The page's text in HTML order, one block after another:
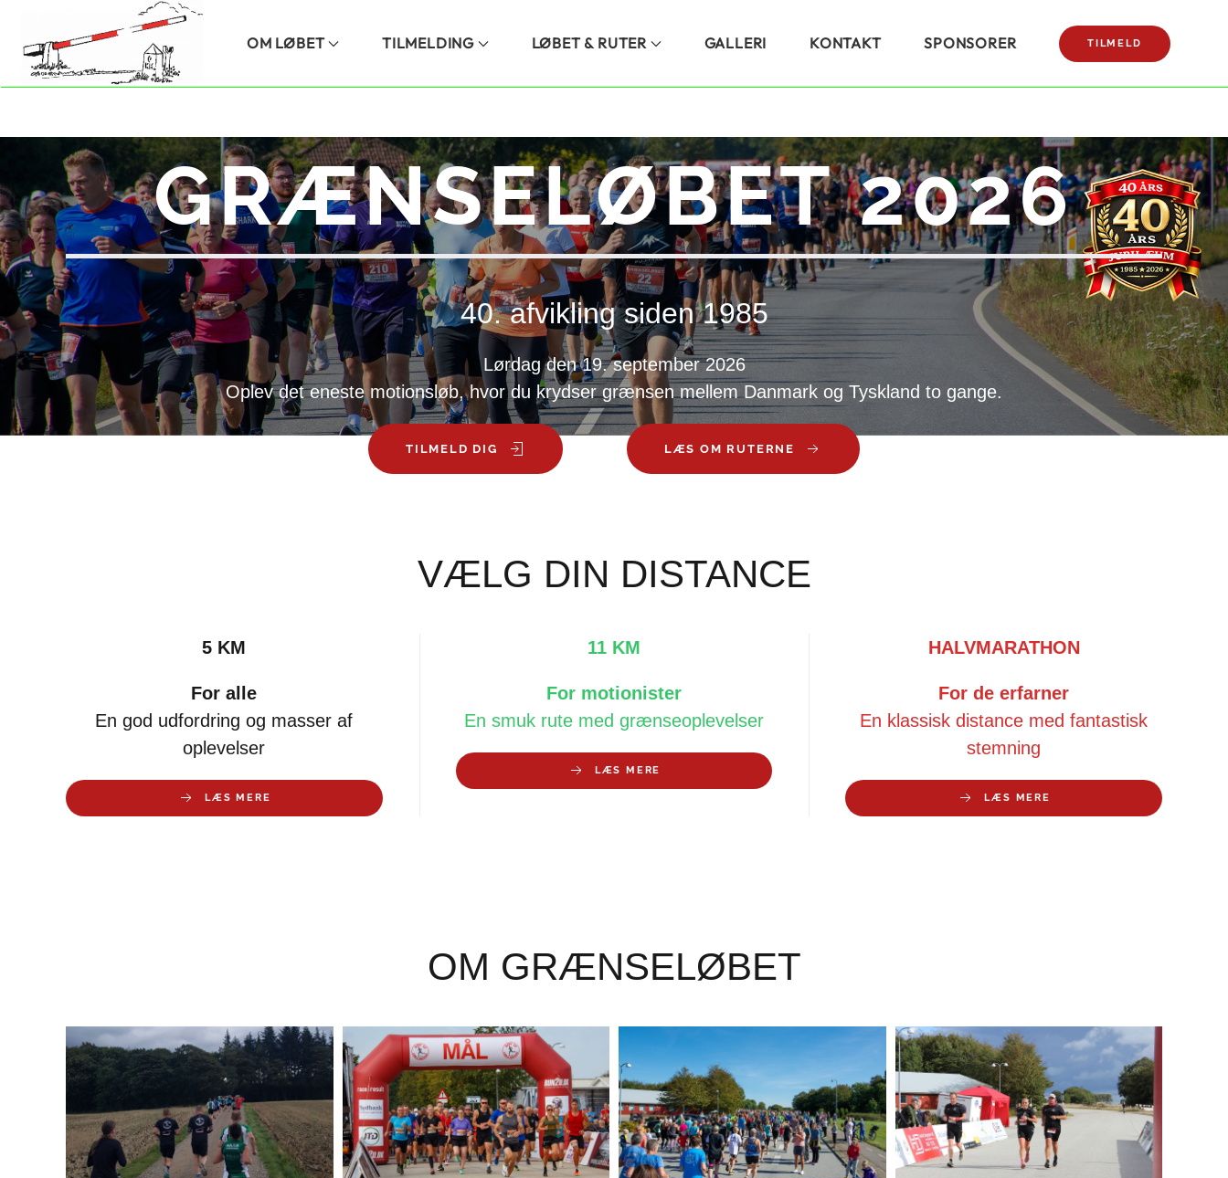
Skip to main content OM LØBET TILMELDING LØBET & RUTER GALLERI KONTAKT SPONSORER TILMELD
GRÆNSELØBET 2026
40. afvikling siden 1985
Lørdag den 19. september 2026
Oplev det eneste motionsløb, hvor du krydser grænsen mellem Danmark og Tyskland to gange.
TILMELD DIG LÆS OM RUTERNE
VÆLG DIN DISTANCE
5 KM
For alle
En god udfordring og masser af
oplevelser
LÆS MERE
11 KM
For motionister
En smuk rute med grænseoplevelser
LÆS MERE
HALVMARATHON
For de erfarner
En klassisk distance med fantastisk
stemning
LÆS MERE
OM GRÆNSELØBET